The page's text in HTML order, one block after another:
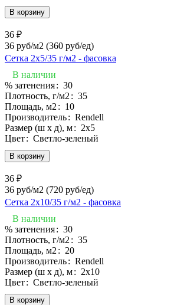
В корзину
36 ₽
36 руб/м2 (360 руб/eд)
Сетка 2х5/35 г/м2 - фасовка
В наличии
В корзину
% затенения: 30
Плотность, г/м2: 35
Площадь, м2: 10
Производитель: Rendell
Размер (ш х д), м: 2х5
Цвет: Светло-зеленый
36 ₽
36 руб/м2 (720 руб/eд)
Сетка 2х10/35 г/м2 - фасовка
В наличии
В корзину
% затенения: 30
Плотность, г/м2: 35
Площадь, м2: 20
Производитель: Rendell
Размер (ш х д), м: 2х10
Цвет: Светло-зеленый